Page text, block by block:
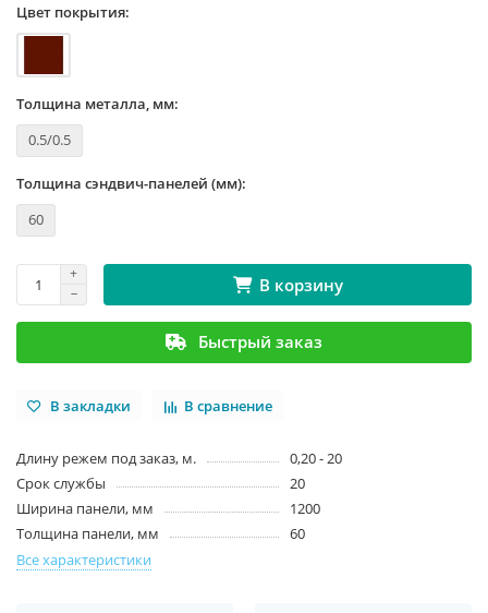
Цвет покрытия:
Толщина металла, мм:
0.5/0.5
Толщина сэндвич-панелей (мм):
60
В корзину
Быстрый заказ
В закладки В сравнение
Длину режем под заказ, м.
0,20 - 20
Срок службы
20
Ширина панели, мм
1200
Толщина панели, мм
60
Все характеристики